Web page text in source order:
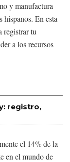
y manufactura
hispanos. En esta
registrar tu
a los recursos
registro,
el 14% de la
en el mundo de